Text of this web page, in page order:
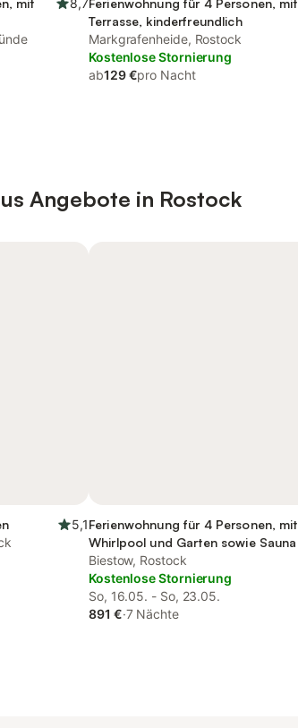
mit
8,7Ferienwohnung für 4 Personen, mit
Terrasse, kinderfreundlich
Markgrafenheide, Rostock
Kostenlose Stornierung
ab129 €pro Nacht
Angebote in Rostock
5,1Ferienwohnung für 4 Personen, mit
Whirlpool und Garten sowie Sauna
Biestow, Rostock
Kostenlose Stornierung
So, 16.05. - So, 23.05.
891 €·7 Nächte